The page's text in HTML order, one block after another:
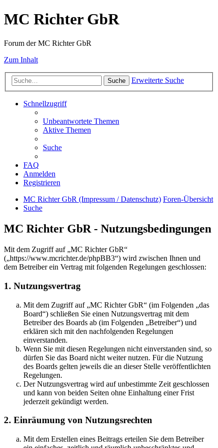
MC Richter GbR
Forum der MC Richter GbR
Zum Inhalt
Suche Erweiterte Suche
Schnellzugriff
Unbeantwortete Themen
Aktive Themen
Suche
FAQ
Anmelden
Registrieren
MC Richter GbR (Impressum / Datenschutz) Foren-Übersicht
Suche
MC Richter GbR - Nutzungsbedingungen
Mit dem Zugriff auf „MC Richter GbR“
(„https://www.mcrichter.de/phpBB3“) wird zwischen Ihnen und
dem Betreiber ein Vertrag mit folgenden Regelungen geschlossen:
1. Nutzungsvertrag
Mit dem Zugriff auf „MC Richter GbR“ (im Folgenden „das
Board“) schließen Sie einen Nutzungsvertrag mit dem
Betreiber des Boards ab (im Folgenden „Betreiber“) und
erklären sich mit den nachfolgenden Regelungen
einverstanden.
Wenn Sie mit diesen Regelungen nicht einverstanden sind, so
dürfen Sie das Board nicht weiter nutzen. Für die Nutzung
des Boards gelten jeweils die an dieser Stelle veröffentlichten
Regelungen.
Der Nutzungsvertrag wird auf unbestimmte Zeit geschlossen
und kann von beiden Seiten ohne Einhaltung einer Frist
jederzeit gekündigt werden.
2. Einräumung von Nutzungsrechten
Mit dem Erstellen eines Beitrags erteilen Sie dem Betreiber